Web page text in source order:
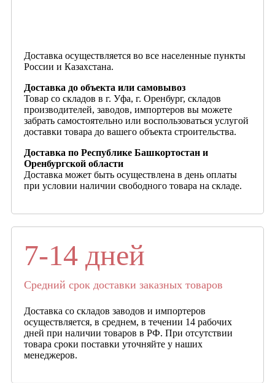
Доставка осуществляется во все населенные пункты
России и Казахстана.
Доставка до объекта или самовывоз
Товар со складов в г. Уфа, г. Оренбург, складов
производителей, заводов, импортеров вы можете
забрать самостоятельно или воспользоваться услугой
доставки товара до вашего объекта строительства.
Доставка по Республике Башкортостан и
Оренбургской области
Доставка может быть осуществлена в день оплаты
при условии наличии свободного товара на складе.
7-14 дней
Средний срок доставки заказных товаров
Доставка со складов заводов и импортеров
осуществляется, в среднем, в течении 14 рабочих
дней при наличии товаров в РФ. При отсутствии
товара сроки поставки уточняйте у наших
менеджеров.